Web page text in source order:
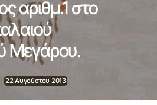
αριθμ.1 στο
Μεγάρου.
22 Αυγούστου 2013